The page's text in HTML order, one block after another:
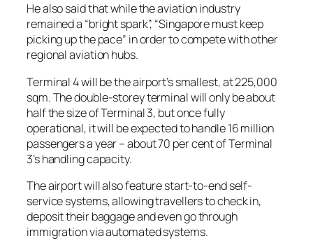
He also said that while the aviation industry
remained a “bright spark”, “Singapore must keep
picking up the pace” in order to compete with other
regional aviation hubs.
Terminal 4 will be the airport’s smallest, at 225,000
sqm. The double-storey terminal will only be about
half the size of Terminal 3, but once fully
operational, it will be expected to handle 16 million
passengers a year – about 70 per cent of Terminal
3’s handling capacity.
The airport will also feature start-to-end self-
service systems, allowing travellers to check in,
deposit their baggage and even go through
immigration via automated systems.